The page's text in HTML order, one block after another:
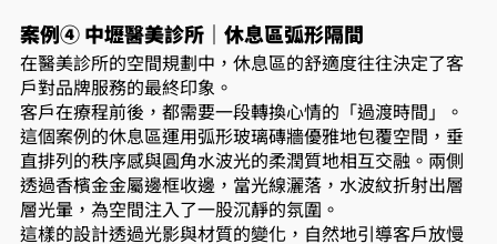
案例④ 中壢醫美診所｜休息區弧形隔間
在醫美診所的空間規劃中，休息區的舒適度往往決定了客
戶對品牌服務的最終印象。
客戶在療程前後，都需要一段轉換心情的「過渡時間」。
這個案例的休息區運用弧形玻璃磚牆優雅地包覆空間，垂
直排列的秩序感與圓角水波光的柔潤質地相互交融。兩側
透過香檳金金屬邊框收邊，當光線灑落，水波紋折射出層
層光暈，為空間注入了一股沉靜的氛圍。
這樣的設計透過光影與材質的變化，自然地引導客戶放慢